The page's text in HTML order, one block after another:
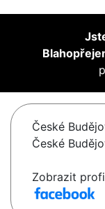
České
České
Zobrazit